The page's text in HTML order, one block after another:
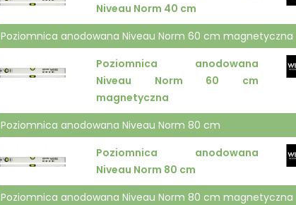
Niveau Norm 40 cm
Poziomnica anodowana Niveau Norm 60 cm magnetyczna
Poziomnica anodowana
Niveau Norm 60 cm
magnetyczna
Poziomnica anodowana Niveau Norm 80 cm
Poziomnica anodowana
Niveau Norm 80 cm
Poziomnica anodowana Niveau Norm 80 cm magnetyczna